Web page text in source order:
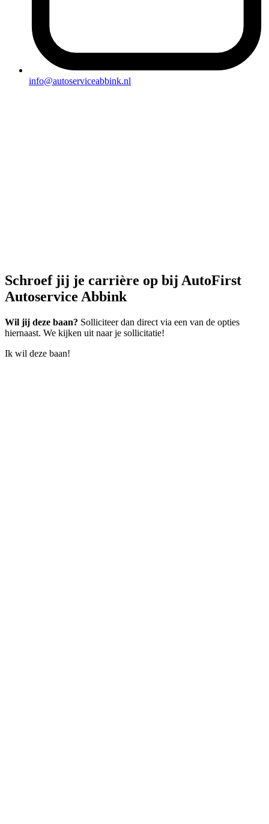
info@autoserviceabbink.nl
Schroef jij je carrière op bij AutoFirst
Autoservice Abbink
Wil jij deze baan? Solliciteer dan direct via een van de opties
hiernaast. We kijken uit naar je sollicitatie!
Ik wil deze baan!